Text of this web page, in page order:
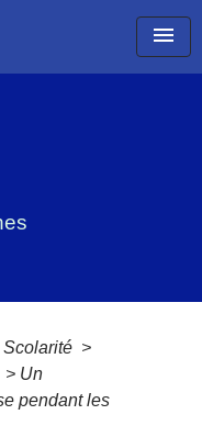
menu
>
> Un
pendant les